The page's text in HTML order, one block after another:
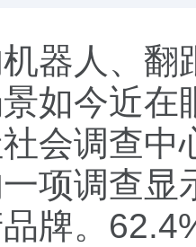
人、翻
如今近在
会调查
项调查
牌。